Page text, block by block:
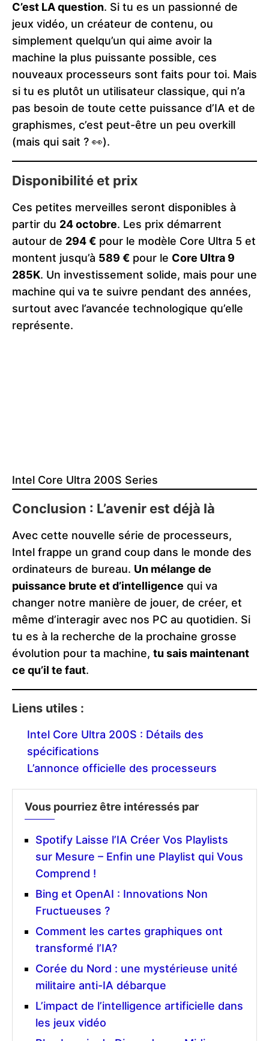
C’est LA question. Si tu es un passionné de
jeux vidéo, un créateur de contenu, ou
simplement quelqu’un qui aime avoir la
machine la plus puissante possible, ces
nouveaux processeurs sont faits pour toi. Mais
si tu es plutôt un utilisateur classique, qui n’a
pas besoin de toute cette puissance d’IA et de
graphismes, c’est peut-être un peu overkill
(mais qui sait ? 👀).
Disponibilité et prix
Ces petites merveilles seront disponibles à
partir du 24 octobre. Les prix démarrent
autour de 294 € pour le modèle Core Ultra 5 et
montent jusqu’à 589 € pour le Core Ultra 9
285K. Un investissement solide, mais pour une
machine qui va te suivre pendant des années,
surtout avec l’avancée technologique qu’elle
représente.
Intel Core Ultra 200S Series
Conclusion : L’avenir est déjà là
Avec cette nouvelle série de processeurs,
Intel frappe un grand coup dans le monde des
ordinateurs de bureau. Un mélange de
puissance brute et d’intelligence qui va
changer notre manière de jouer, de créer, et
même d’interagir avec nos PC au quotidien. Si
tu es à la recherche de la prochaine grosse
évolution pour ta machine, tu sais maintenant
ce qu’il te faut.
Liens utiles :
Intel Core Ultra 200S : Détails des
spécifications
L’annonce officielle des processeurs
Vous pourriez être intéressés par
Spotify Laisse l’IA Créer Vos Playlists
sur Mesure – Enfin une Playlist qui Vous
Comprend !
Bing et OpenAI : Innovations Non
Fructueuses ?
Comment les cartes graphiques ont
transformé l’IA?
Corée du Nord : une mystérieuse unité
militaire anti-IA débarque
L’impact de l’intelligence artificielle dans
les jeux vidéo